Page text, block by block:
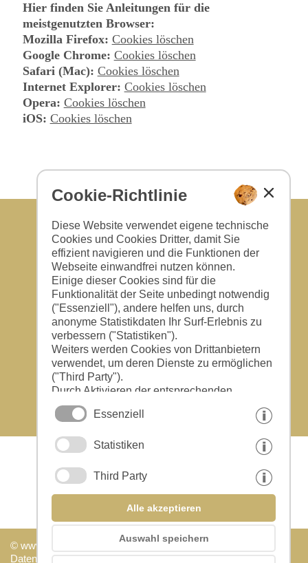
Cookie-Richtlinie
Diese Website verwendet eigene technische
Cookies und Cookies Dritter, damit Sie
effizient navigieren und die Funktionen der
Webseite einwandfrei nutzen können.
Einige dieser Cookies sind für die
Funktionalität der Seite unbedingt notwendig
("Essenziell"), andere helfen uns, durch
anonyme Statistikdaten Ihr Surf-Erlebnis zu
verbessern ("Statistiken").
Weiters werden Cookies von Drittanbietern
verwendet, um deren Dienste zu ermöglichen
("Third Party").
Durch Aktivieren der entsprechenden
Schaltflächen entscheiden Sie selbst, welche
Cookies zum Einsatz kommen.
"Auswahl speichern" oder "Auswahl
der ausgewählten Cookies erlauben.
Ihre Einwilligung können Sie jederzeit
widerrufen.
Essenziell
Statistiken
Third Party
Alle akzeptieren
Auswahl speichern
Hier finden Sie Anleitungen für die
meistgenutzten Browser:
Mozilla Firefox: Cookies löschen
Google Chrome: Cookies löschen
Safari (Mac): Cookies löschen
Internet Explorer: Cookies löschen
Opera: Cookies löschen
iOS: Cookies löschen
Adresse & Kontakt
Urlaub auf dem Bauernhof
Familie Schönweger Markus
Peter Mitterhoferstrasse 52
39020 Partschins - Südtirol
Telefon: (0039) 0473 965040
E-Mail: info@sunnhof.com
CIN: IT021062B5EF6MEK4F
© www.drescher.it - Webdesign in Südtirol | Impressum
Datenschutz